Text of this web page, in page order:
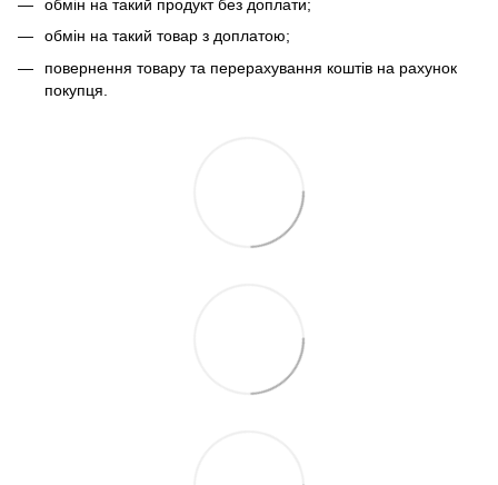
обмін на такий продукт без доплати;
обмін на такий товар з доплатою;
повернення товару та перерахування коштів на рахунок
покупця.